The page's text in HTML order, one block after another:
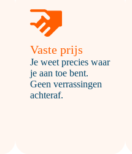
Vaste prijs
Je weet precies waar
je aan toe bent.
Geen verrassingen
achteraf.